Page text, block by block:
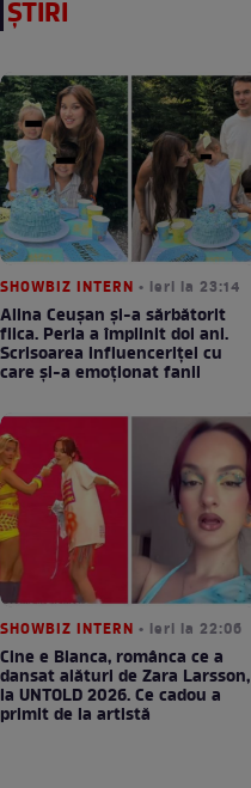
ȘTIRI
SHOWBIZ INTERN • ieri la 23:14
Alina Ceușan și-a sărbătorit
fiica. Perla a împlinit doi ani.
Scrisoarea influenceriței cu
care și-a emoționat fanii
SHOWBIZ INTERN • ieri la 22:06
Cine e Bianca, românca ce a
dansat alături de Zara Larsson,
la UNTOLD 2026. Ce cadou a
primit de la artistă